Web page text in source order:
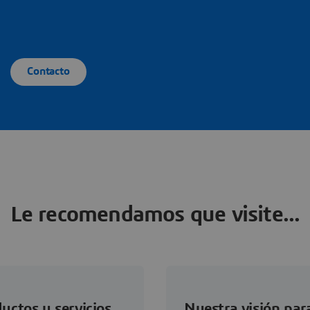
Contacto
Le recomendamos que visite...